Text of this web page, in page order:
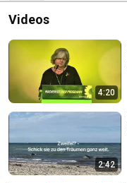
Videos
4:20
2:42